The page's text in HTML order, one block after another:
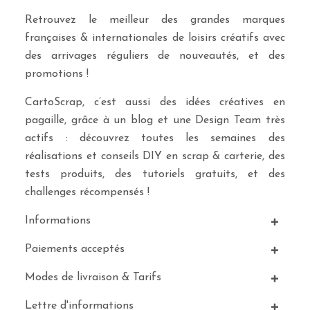
Retrouvez le meilleur des grandes marques
françaises & internationales de loisirs créatifs avec
des arrivages réguliers de nouveautés, et des
promotions !
CartoScrap, c’est aussi des idées créatives en
pagaille, grâce à un blog et une Design Team très
actifs : découvrez toutes les semaines des
réalisations et conseils DIY en scrap & carterie, des
tests produits, des tutoriels gratuits, et des
challenges récompensés !
Informations
Paiements acceptés
Modes de livraison & Tarifs
Lettre d'informations